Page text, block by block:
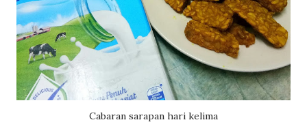
Cabaran sarapan hari kelima